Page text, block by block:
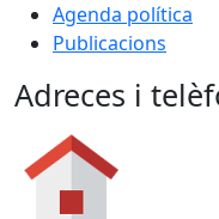
Agenda política
Publicacions
Adreces i